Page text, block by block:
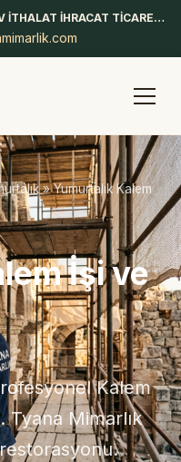
TYANA MİMARLIK İNŞAAT OTOMOTİV İTHALAT İHRACAT TİCARET LİMİTED ŞİRKETİ
» Yumurtalık Kalem
İşi ve
Kalem
Tyana Mimarlık